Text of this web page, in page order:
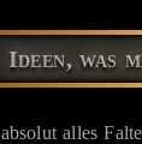
Ideen, was
absolut alles